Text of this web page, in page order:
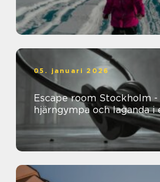
05. januari 2026
Escape room Stockholm -
hjärngympa och laganda i